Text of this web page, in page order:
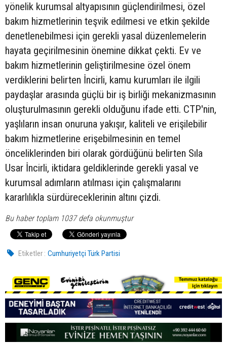
yönelik kurumsal altyapısının güçlendirilmesi, özel
bakım hizmetlerinin teşvik edilmesi ve etkin şekilde
denetlenebilmesi için gerekli yasal düzenlemelerin
hayata geçirilmesinin önemine dikkat çekti. Ev ve
bakım hizmetlerinin geliştirilmesine özel önem
verdiklerini belirten İncirli, kamu kurumları ile ilgili
paydaşlar arasında güçlü bir iş birliği mekanizmasının
oluşturulmasının gerekli olduğunu ifade etti. CTP'nin,
yaşlıların insan onuruna yakışır, kaliteli ve erişilebilir
bakım hizmetlerine erişebilmesinin en temel
önceliklerinden biri olarak gördüğünü belirten Sıla
Usar İncirli, iktidara geldiklerinde gerekli yasal ve
kurumsal adımların atılması için çalışmalarını
kararlılıkla sürdüreceklerinin altını çizdi.
Bu haber toplam 1037 defa okunmuştur
Etiketler : Cumhuriyetçi Türk Partisi